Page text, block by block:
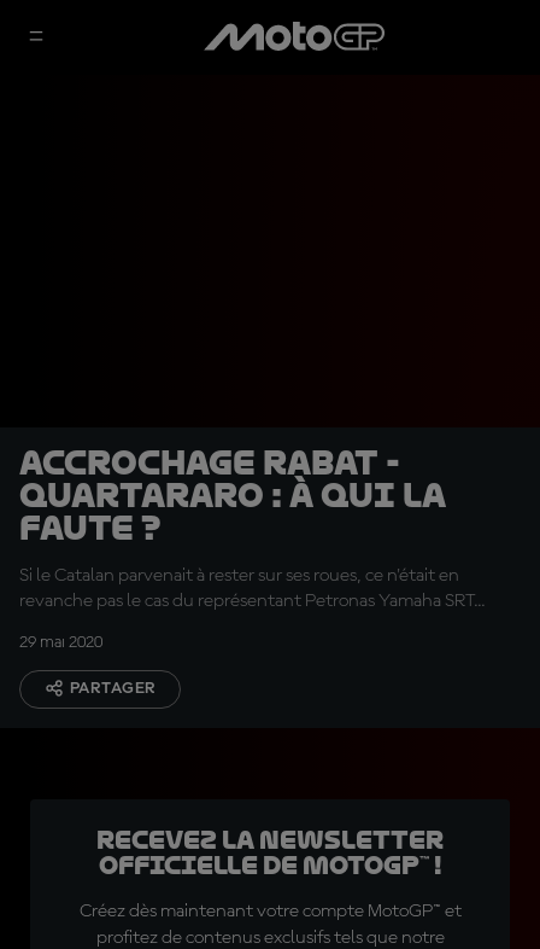
Accrochage Rabat -
Quartararo : À qui la
faute ?
Si le Catalan parvenait à rester sur ses roues, ce n'était en
revanche pas le cas du représentant Petronas Yamaha SRT...
29 mai 2020
PARTAGER
Recevez la Newsletter
officielle de MotoGP™ !
Créez dès maintenant votre compte MotoGP™ et
profitez de contenus exclusifs tels que notre